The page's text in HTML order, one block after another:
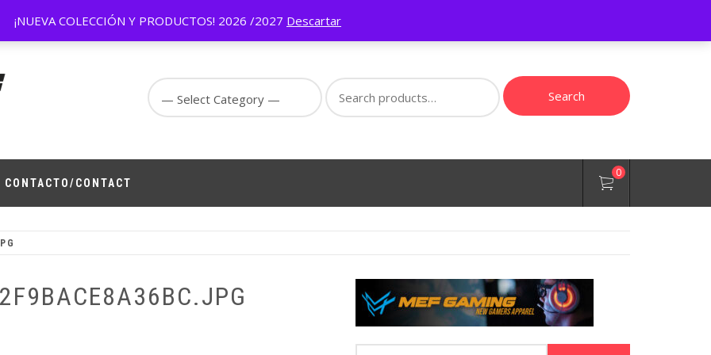
byJd3qVTTK
Search
for:
Search
CONTACTO/CONTACT
0
¡NUEVA COLECCIÓN Y PRODUCTOS! 2026 /2027 Descartar